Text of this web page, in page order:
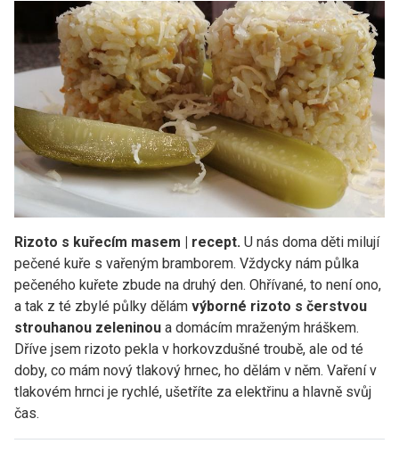
Rizoto s kuřecím masem | recept. U nás doma děti milují
pečené kuře s vařeným bramborem. Vždycky nám půlka
pečeného kuřete zbude na druhý den. Ohřívané, to není ono,
a tak z té zbylé půlky dělám výborné rizoto s čerstvou
strouhanou zeleninou a domácím mraženým hráškem.
Dříve jsem rizoto pekla v horkovzdušné troubě, ale od té
doby, co mám nový tlakový hrnec, ho dělám v něm. Vaření v
tlakovém hrnci je rychlé, ušetříte za elektřinu a hlavně svůj
čas.